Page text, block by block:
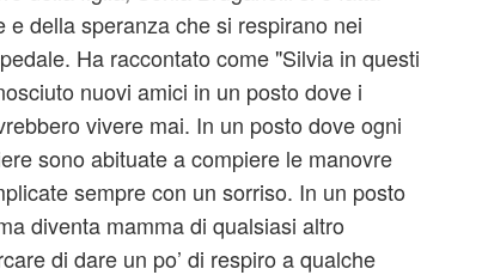
e della speranza che si respirano nei
Ha raccontato come "Silvia in questi
nuovi amici in un posto dove i
vivere mai. In un posto dove ogni
sono abituate a compiere le manovre
sempre con un sorriso. In un posto
diventa mamma di qualsiasi altro
di dare un po’ di respiro a qualche